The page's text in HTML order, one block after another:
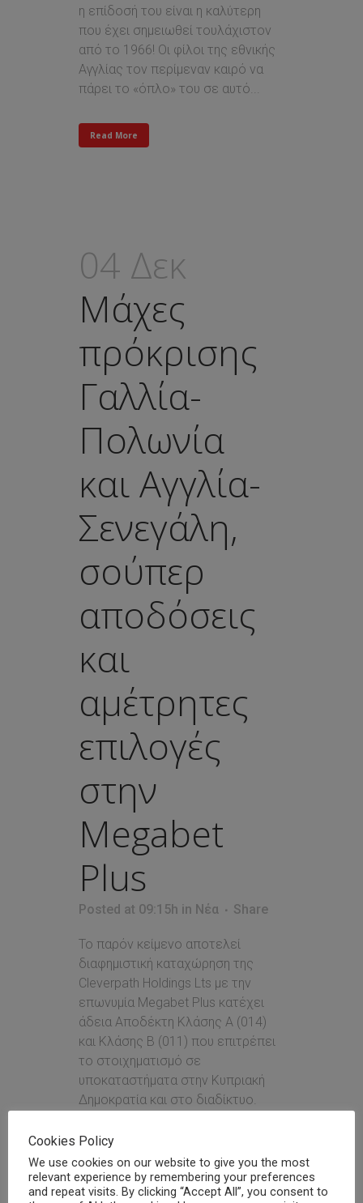
η επίδοσή του είναι η καλύτερη
που έχει σημειωθεί τουλάχιστον
από το 1966! Οι φίλοι της εθνικής
Αγγλίας τον περίμεναν καιρό να
πάρει το «όπλο» του σε αυτό...
Read More
04 Δεκ
Μάχες
πρόκρισης
Γαλλία-
Πολωνία
και Αγγλία-
Σενεγάλη,
σούπερ
αποδόσεις
και
αμέτρητες
επιλογές
στην
Megabet
Plus
Posted at 09:15h in Νέα Share
Το παρόν κείμενο αποτελεί
διαφημιστική καταχώρηση της
Cleverpath Holdings Lts με την
επωνυμία Megabet Plus κατέχει
άδεια Αποδέκτη Κλάσης Α (014)
και Κλάσης Β (011) που επιτρέπει
τo στοιχηματισμό σε
υποκαταστήματα στην Κυπριακή
Δημοκρατία και στο διαδίκτυο.
Σκέψου το παιχνίδι. Παίξε με...
Read More
Cookies Policy
We use cookies on our website to give you the most
relevant experience by remembering your preferences
and repeat visits. By clicking “Accept All”, you consent to